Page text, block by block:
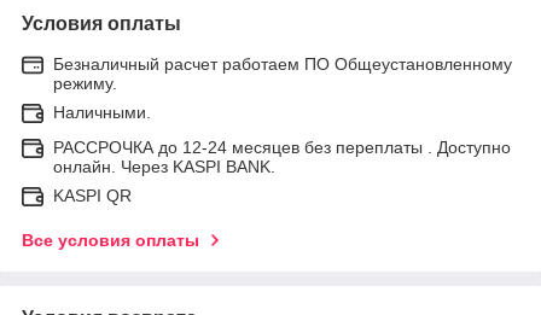
Условия оплаты
Безналичный расчет работаем ПО Общеустановленному
режиму.
Наличными.
РАССРОЧКА до 12-24 месяцев без переплаты . Доступно
онлайн. Через KASPI BANK.
KASPI QR
Все условия оплаты